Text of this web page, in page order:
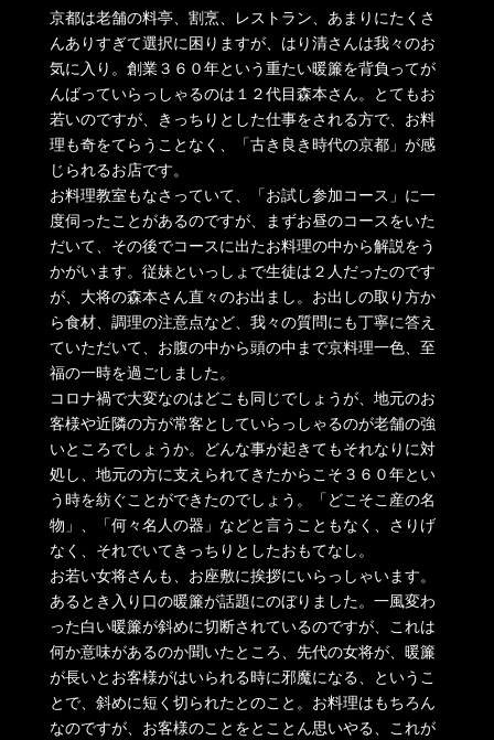
京都は老舗の料亭、割烹、レストラン、あまりにたくさ
んありすぎて選択に困りますが、はり清さんは我々のお
気に入り。創業３６０年という重たい暖簾を背負ってが
んばっていらっしゃるのは１２代目森本さん。とてもお
若いのですが、きっちりとした仕事をされる方で、お料
理も奇をてらうことなく、「古き良き時代の京都」が感
じられるお店です。
お料理教室もなさっていて、「お試し参加コース」に一
度伺ったことがあるのですが、まずお昼のコースをいた
だいて、その後でコースに出たお料理の中から解説をう
かがいます。従妹といっしょで生徒は２人だったのです
が、大将の森本さん直々のお出まし。お出しの取り方か
ら食材、調理の注意点など、我々の質問にも丁寧に答え
ていただいて、お腹の中から頭の中まで京料理一色、至
福の一時を過ごしました。
コロナ禍で大変なのはどこも同じでしょうが、地元のお
客様や近隣の方が常客としていらっしゃるのが老舗の強
いところでしょうか。どんな事が起きてもそれなりに対
処し、地元の方に支えられてきたからこそ３６０年とい
う時を紡ぐことができたのでしょう。「どこそこ産の名
物」、「何々名人の器」などと言うこともなく、さりげ
なく、それでいてきっちりとしたおもてなし。
お若い女将さんも、お座敷に挨拶にいらっしゃいます。
あるとき入り口の暖簾が話題にのぼりました。一風変わ
った白い暖簾が斜めに切断されているのですが、これは
何か意味があるのか聞いたところ、先代の女将が、暖簾
が長いとお客様がはいられる時に邪魔になる、というこ
とで、斜めに短く切られたとのこと。お料理はもちろん
なのですが、お客様のことをとことん思いやる、これが